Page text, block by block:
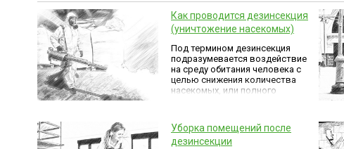
Как проводится дезинсекция
(уничтожение насекомых)
Под термином дезинсекция
подразумевается воздействие
на среду обитания человека с
целью снижения количества
насекомых, или полного
воздействовать не получится,
поэтому дезинсекция
ограничивается обработкой
Уборка помещений после
дезинсекции